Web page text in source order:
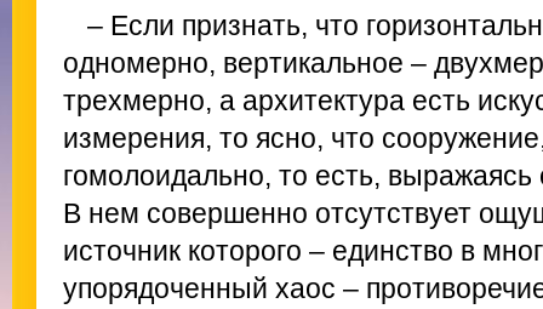
– Если признать, что
одномерно, вертикальное –
трехмерно, а архитектура есть
измерения, то ясно, что
гомолоидально, то есть,
В нем совершенно отсутствует
источник которого – единство в
упорядоченный хаос –